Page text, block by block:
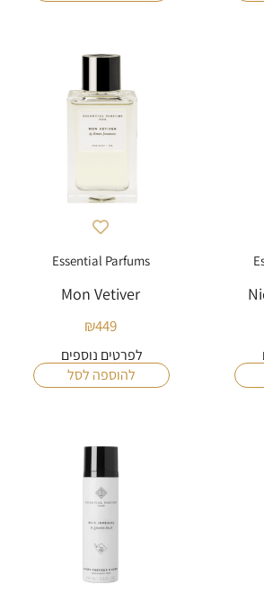
Essential Parfums
Mon Vetiver
₪449
לפרטים נוספים
להוספה לסל